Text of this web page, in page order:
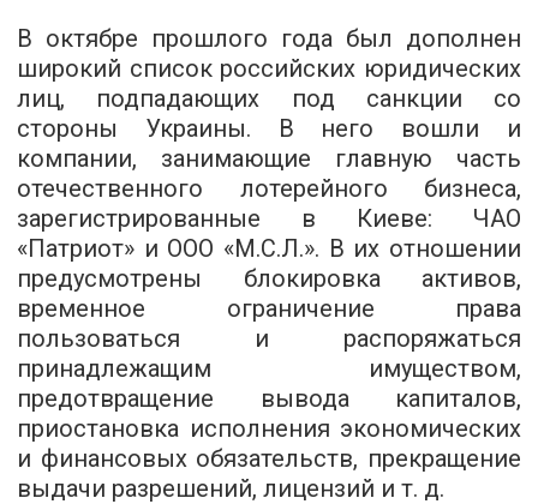
В октябре прошлого года был дополнен
широкий список российских юридических
лиц, подпадающих под санкции со
стороны Украины. В него вошли и
компании, занимающие главную часть
отечественного лотерейного бизнеса,
зарегистрированные в Киеве: ЧАО
«Патриот» и ООО «М.С.Л.». В их отношении
предусмотрены блокировка активов,
временное ограничение права
пользоваться и распоряжаться
принадлежащим имуществом,
предотвращение вывода капиталов,
приостановка исполнения экономических
и финансовых обязательств, прекращение
выдачи разрешений, лицензий и т. д.